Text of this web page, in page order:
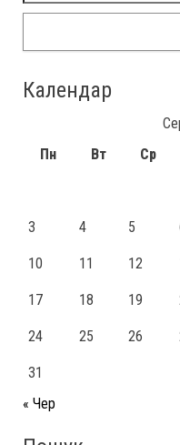
Календар
Пн
Вт Ср
3 4 5
10 11 12
17 18 19
24 25 26
31
« Чер